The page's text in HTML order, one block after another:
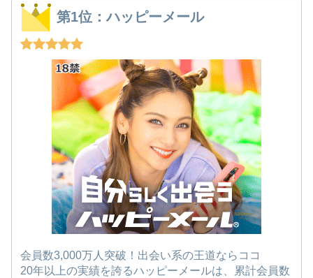
第1位：ハッピーメール
会員数3,000万人突破！出会い系の王道ならココ
20年以上の実績を誇るハッピーメールは、累計会員数